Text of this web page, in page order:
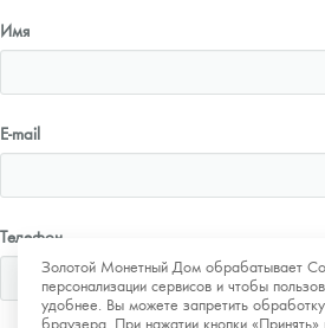
Золотой Монетный Дом обрабатывает
персонализации сервисов и чтобы
удобнее. Вы можете запретить
браузера. При нажатии кнопки
Имя
E-mail
Телефон